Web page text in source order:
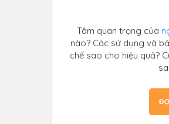
Tâm quan trọng của
nào? Các sử dụng và
chế sao cho hiệu quả?